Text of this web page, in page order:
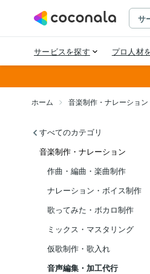
ホーム 音楽制作・ナレーション
すべてのカテゴリ
音楽制作・ナレーション
作曲・編曲・楽曲制作
ナレーション・ボイス制作
歌ってみた・ボカロ制作
ミックス・マスタリング
仮歌制作・歌入れ
音声編集・加工代行